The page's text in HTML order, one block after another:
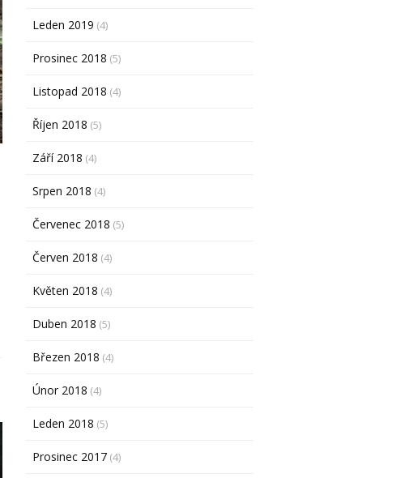
Leden 2019 (4)
Prosinec 2018 (5)
Listopad 2018 (4)
Říjen 2018 (5)
Září 2018 (4)
Srpen 2018 (4)
Červenec 2018 (5)
Červen 2018 (4)
Květen 2018 (4)
Duben 2018 (5)
Březen 2018 (4)
Únor 2018 (4)
Leden 2018 (5)
Prosinec 2017 (4)